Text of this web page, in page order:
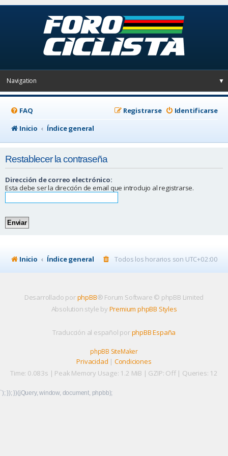
Navigation ▼
FAQ Identificarse
Registrarse
Inicio
Índice general
Restablecer la contraseña
Dirección de correo electrónico:
Esta debe ser la dirección de email que introdujo al registrarse.
Inicio Índice general Todos los horarios son UTC+02:00
Desarrollado porphpBB® Forum Software © phpBB Limited
Absolution style by Premium phpBB Styles
Traducción al español porphpBB España
phpBB SiteMaker
Privacidad | Condiciones
Time: 0.083s | Peak Memory Usage: 1.2 MiB | GZIP: Off | Queries: 12
`); }); })(jQuery, window, document, phpbb);